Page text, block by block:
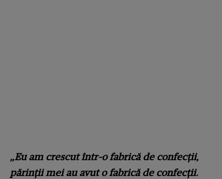
„Eu am crescut într-o fabrică de confecții,
părinții mei au avut o fabrică de confecții.